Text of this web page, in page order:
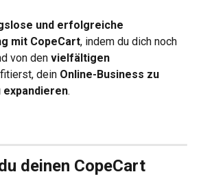
und erfolgreiche
mit CopeCart, indem du dich noch
von den vielfältigen
dein Online-Business zu
expandieren.
deinen CopeCart